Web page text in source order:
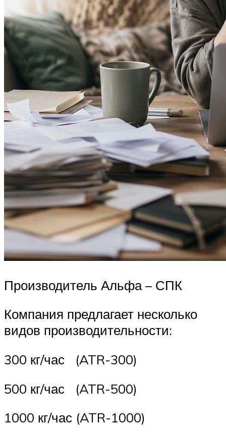
Производитель Альфа – СПК
Компания предлагает несколько
видов производительности:
300 кг/час (ATR-300)
500 кг/час (ATR-500)
1000 кг/час (ATR-1000)